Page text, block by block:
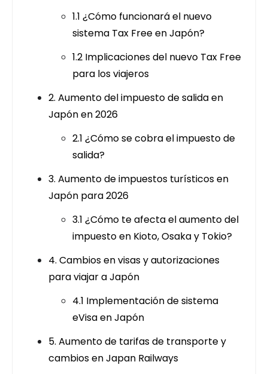
1.1 ¿Cómo funcionará el nuevo
sistema Tax Free en Japón?
1.2 Implicaciones del nuevo Tax Free
para los viajeros
2. Aumento del impuesto de salida en
Japón en 2026
2.1 ¿Cómo se cobra el impuesto de
salida?
3. Aumento de impuestos turísticos en
Japón para 2026
3.1 ¿Cómo te afecta el aumento del
impuesto en Kioto, Osaka y Tokio?
4. Cambios en visas y autorizaciones
para viajar a Japón
4.1 Implementación de sistema
eVisa en Japón
5. Aumento de tarifas de transporte y
cambios en Japan Railways